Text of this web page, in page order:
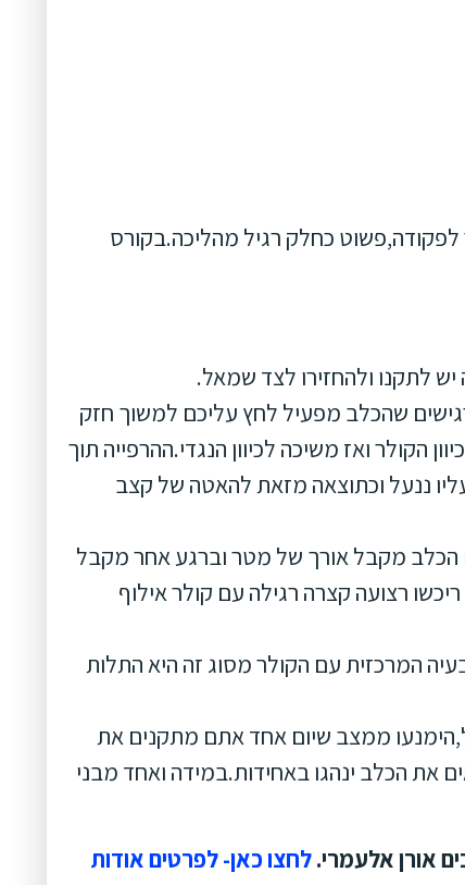
כחלק רגיל מהליכה.בקורס
לתקנו ולהחזירו לצד שמאל.
שהכלב מפעיל לחץ עליכם למשוך חזק
הקולר ואז משיכה לכיוון הנגדי.ההרפייה תוך
עליו ננעל וכתוצאה מזאת להאטה של קצב
הכלב מקבל אורך של מטר וברגע אחר מקבל
רצועה קצרה רגילה עם קולר אילוף
המרכזית עם הקולר מסוג זה היא התלות
ממצב שיום אחד אתם מתקנים את
את הכלב ינהגו באחידות.במידה ואחד מבני
לחצו כאן- לפרטים אודות